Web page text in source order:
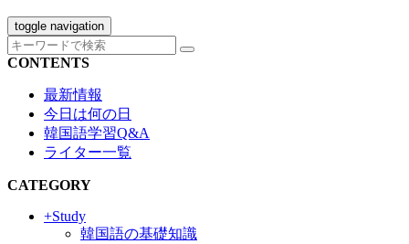
toggle navigation
CONTENTS
最新情報
今日は何の日
韓国語学習Q&A
ライター一覧
CATEGORY
+Study
韓国語の基礎知識